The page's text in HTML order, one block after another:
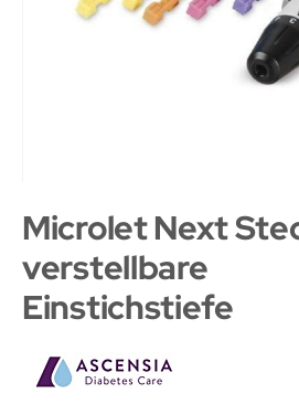
Microlet Next
verstellbare
Einstichstiefe